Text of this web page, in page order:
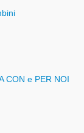
CON e PER NOI